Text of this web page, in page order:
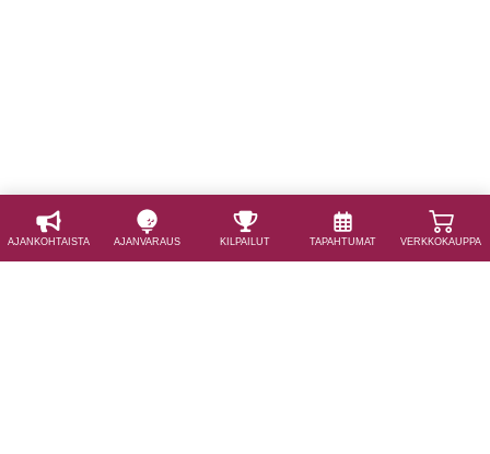
AJAN­KOHTAISTA AJAN­VARAUS KILPAILUT TAPAHTUMAT VERKKOKAUPPA